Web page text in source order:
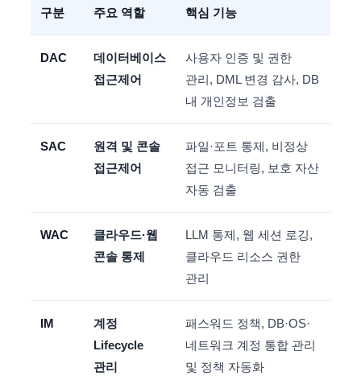
구분 주요 역할 핵심 기능
DAC
데이터베이스
접근제어
사용자 인증 및 권한
관리, DML 변경 감사, DB
내 개인정보 검출
SAC
원격 및 콘솔
접근제어
파일·포트 통제, 비정상
접근 모니터링, 보호 자산
자동 검출
WAC
클라우드·웹
콘솔 통제
LLM 통제, 웹 세션 로깅,
클라우드 리소스 권한
관리
IM
계정
Lifecycle
관리
패스워드 정책, DB·OS·
네트워크 계정 통합 관리
및 정책 자동화